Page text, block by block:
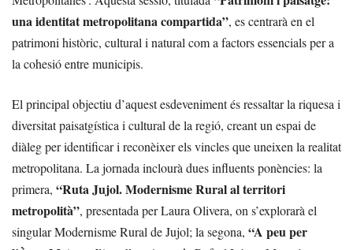
una identitat metropolitana compartida”, es centrarà en el
patrimoni històric, cultural i natural com a factors essencials per a
la cohesió entre municipis.
El principal objectiu d’aquest esdeveniment és ressaltar la riquesa i
diversitat paisatgística i cultural de la regió, creant un espai de
diàleg per identificar i reconèixer els vincles que uneixen la realitat
metropolitana. La jornada inclourà dues influents ponències: la
primera, “Ruta Jujol. Modernisme Rural al territori
metropolità”, presentada per Laura Olivera, on s’explorarà el
singular Modernisme Rural de Jujol; la segona, “A peu per